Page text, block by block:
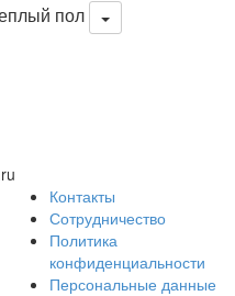
пол
Контакты
Сотрудничество
Политика
конфиденциальности
Персональные данные